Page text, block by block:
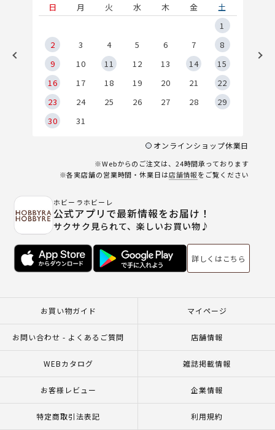
日
月 火 水 木 金
土
1
2
3 4 5 6 7
8
9
10 11 12 13 14
15
16
17 18 19 20 21
22
23
24 25 26 27 28
29
30
31
オンラインショップ休業日
※Webからのご注文は、24時間承っております
※各実店舗の営業時間・休業日は店舗情報をご覧ください
ホビーラホビーレ
公式アプリで最新情報をお届け！
サクサク見られて、楽しいお買い物♪
詳しくはこちら
お買い物ガイド マイページ
お問い合わせ - よくあるご質問 店舗情報
WEBカタログ 雑誌掲載情報
お客様レビュー 企業情報
特定商取引法表記 利用規約